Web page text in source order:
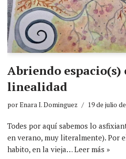
Abriendo espacio(s)
linealidad
porEnara I. Dominguez 19 de julio
Todes por aquí sabemos lo
en verano, muy literalmente). Por
habito, en la vieja…Leer más »